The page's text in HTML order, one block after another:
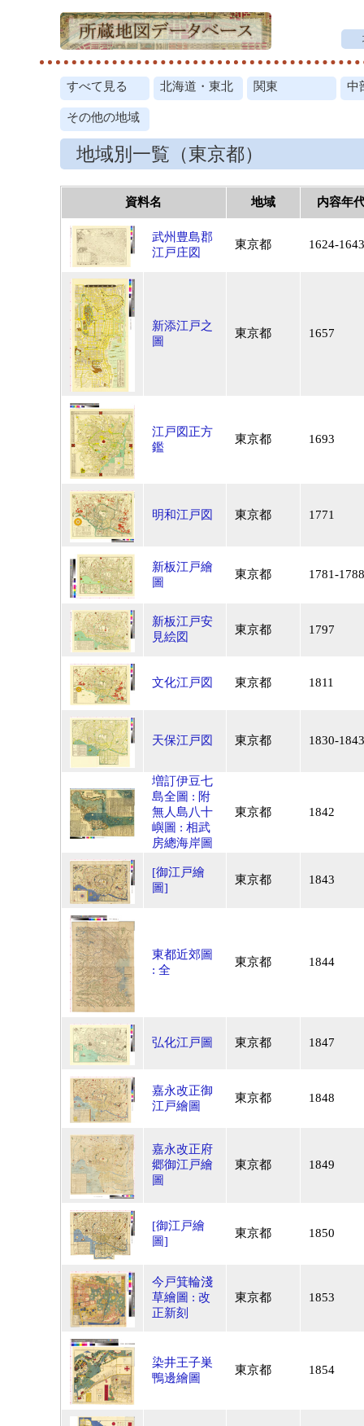
すべて見る 北海道・東北 関東 中
その他の地域
地域別一覧（東京都）
資料名 地域 内容年
武州豊島郡
江戸庄図
東京都 1624-1643
新添江戸之
圖
東京都 1657
江戸図正方
鑑
東京都 1693
明和江戸図 東京都 1771
新板江戸繪
圖
東京都 1781-1788
新板江戸安
見絵図
東京都 1797
文化江戸図 東京都 1811
天保江戸図 東京都 1830-1843
増訂伊豆七
島全圖 : 附
無人島八十
嶼圖 : 相武
房總海岸圖
東京都 1842
[御江戸繪
圖]
東京都 1843
東都近郊圖
: 全
東京都 1844
弘化江戸圖 東京都 1847
嘉永改正御
江戸繪圖
東京都 1848
嘉永改正府
郷御江戸繪
圖
東京都 1849
[御江戸繪
圖]
東京都 1850
今戸箕輪淺
草繪圖 : 改
正新刻
東京都 1853
染井王子巣
鴨邊繪圖
東京都 1854